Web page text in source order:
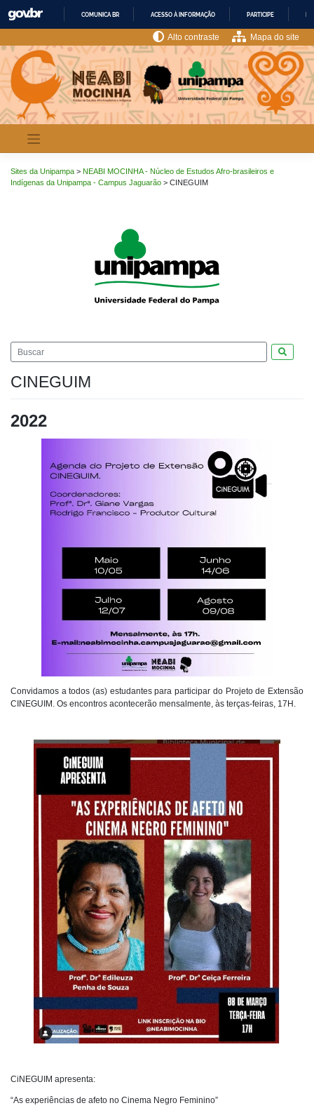
para
o
conteúdo
IR
PARA
O
CONTEÚDO
COMUNICA BR ACESSO À INFORMAÇÃO PARTICIPE
Alto contraste Mapa do site
Sites da Unipampa > NEABI MOCINHA - Núcleo de Estudos Afro-brasileiros e
Indígenas da Unipampa - Campus Jaguarão > CINEGUIM
CINEGUIM
2022
Convidamos a todos (as) estudantes para participar do Projeto de Extensão
CINEGUIM. Os encontros acontecerão mensalmente, às terças-feiras, 17H.
CiNEGUIM apresenta:
“As experiências de afeto no Cinema Negro Feminino”